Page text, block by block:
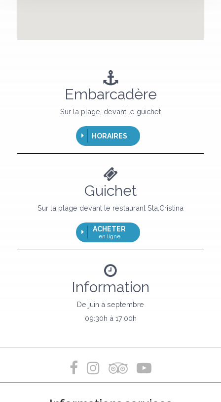
Embarcadère
Sur la plage, devant le guichet
HORAIRES
Guichet
Sur la plage devant le restaurant Sta.Cristina
ACHETER
en ligne
Information
De juin à septembre
09:30h à 17:00h